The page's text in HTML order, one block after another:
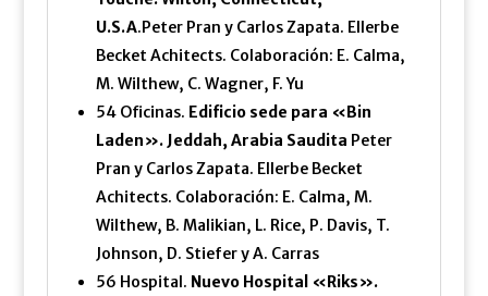
U.S.A.Peter Pran y Carlos Zapata. Ellerbe
Becket Achitects. Colaboración: E. Calma,
M. Wilthew, C. Wagner, F. Yu
54 Oficinas. Edificio sede para «Bin
Laden». Jeddah, Arabia Saudita Peter
Pran y Carlos Zapata. Ellerbe Becket
Achitects. Colaboración: E. Calma, M.
Wilthew, B. Malikian, L. Rice, P. Davis, T.
Johnson, D. Stiefer y A. Carras
56 Hospital. Nuevo Hospital «Riks».